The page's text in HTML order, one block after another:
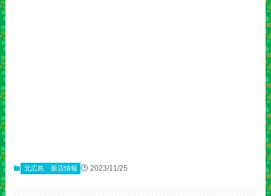
北広島 新店情報 2023/11/25